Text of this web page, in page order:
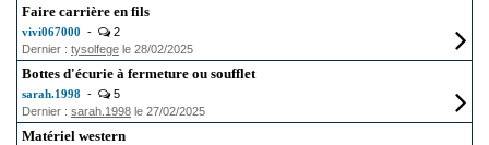
Faire carrière en fils
vivi067000 -
2
Dernier : tysolfege le 28/02/2025
Bottes d'écurie à fermeture ou soufflet
sarah.1998 -
5
Dernier : sarah.1998 le 27/02/2025
Matériel western